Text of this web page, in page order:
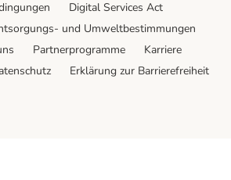
Digital Services Act
und Umweltbestimmungen
Partnerprogramme
Karriere
Erklärung zur Barrierefreiheit